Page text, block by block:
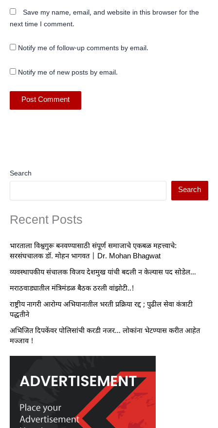
Save my name, email, and website in this browser for the
next time I comment.
Notify me of follow-up comments by email.
Notify me of new posts by email.
Search
Search
Recent Posts
भारताला विश्वगुरू बनवण्यासाठी संपूर्ण समाजाचे एकबळ महत्त्वाचे:
सरसंघचालक डॉ. मोहन भागवत | Dr. Mohan Bhagwat
व्यवस्थापकीय संचालक विजय देशमुख यांची बदली न केल्यास पद सोडेल…
मराठवाड्यातील मंत्रिमंडळ बैठक ठरली वांझोटी..!
राष्ट्रीय नागरी आरोग्य अभियानातील भरती प्रक्रिया रद्द ; पुढील सेवा कंत्राटी
पद्धतीने
अभिजित दिपकेंवर पोलिसांची करडी नजर… लोकांना भेटण्यास करीत आहेत
मज्जाव !